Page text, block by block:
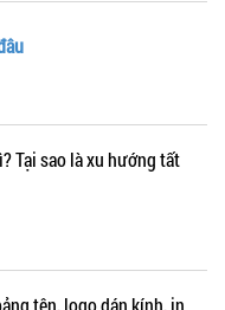
Tại sao là xu hướng tất
tên, logo dán kính, in